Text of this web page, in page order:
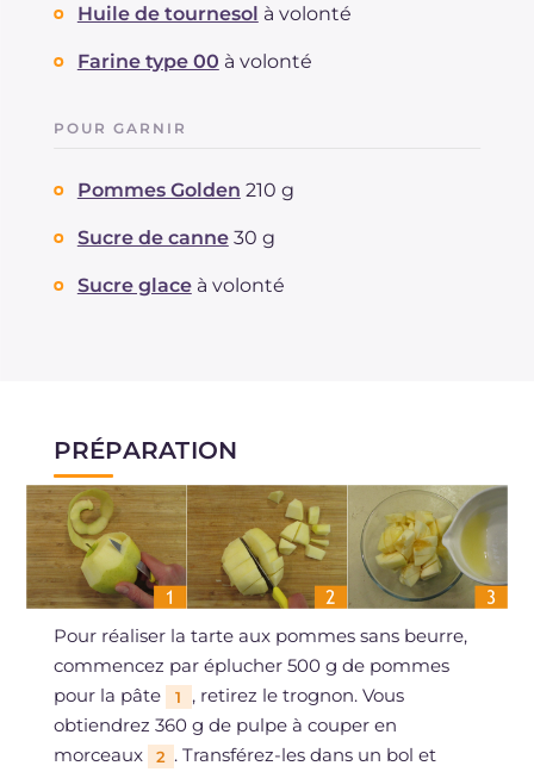
Huile de tournesol à volonté
Farine type 00 à volonté
POUR GARNIR
Pommes Golden 210 g
Sucre de canne 30 g
Sucre glace à volonté
PRÉPARATION
Pour réaliser la tarte aux pommes sans beurre,
commencez par éplucher 500 g de pommes
pour la pâte
1
, retirez le trognon. Vous
obtiendrez 360 g de pulpe à couper en
morceaux
2 . Transférez-les dans un bol et